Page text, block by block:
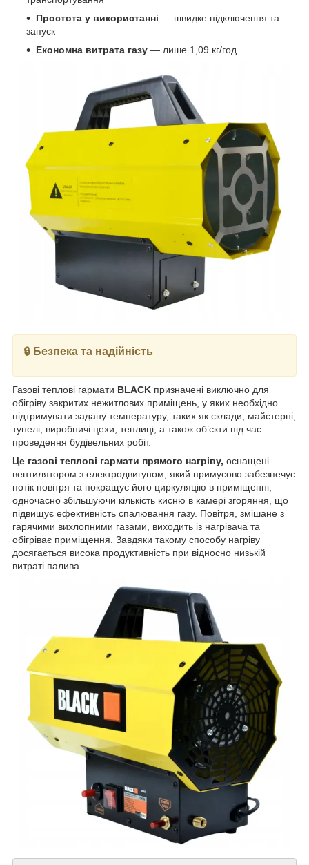
Простота у використанні — швидке підключення та
запуск
Економна витрата газу — лише 1,09 кг/год
🔒 Безпека та надійність
Газові теплові гармати BLACK призначені виключно для
обігріву закритих нежитлових приміщень, у яких необхідно
підтримувати задану температуру, таких як склади, майстерні,
тунелі, виробничі цехи, теплиці, а також об’єкти під час
проведення будівельних робіт.
Це газові теплові гармати прямого нагріву, оснащені
вентилятором з електродвигуном, який примусово забезпечує
потік повітря та покращує його циркуляцію в приміщенні,
одночасно збільшуючи кількість кисню в камері згоряння, що
підвищує ефективність спалювання газу. Повітря, змішане з
гарячими вихлопними газами, виходить із нагрівача та
обігріває приміщення. Завдяки такому способу нагріву
досягається висока продуктивність при відносно низькій
витраті палива.